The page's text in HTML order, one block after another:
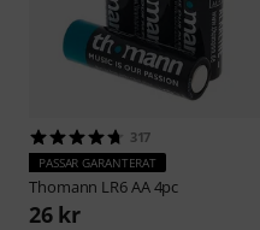
317
PASSAR GARANTERAT
Thomann LR6 AA 4pc
26 kr